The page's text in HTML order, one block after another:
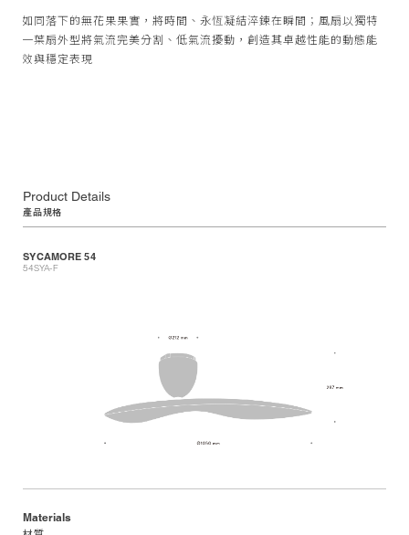
如同落下的無花果果實，將時間、永恆凝結淬鍊在瞬間；風扇以獨特
一葉扇外型將氣流完美分割、低氣流擾動，創造其卓越性能的動態能
效與穩定表現
從取材自大自然中的無花果並從中發想延伸至風扇設計概念；一端是
飽滿圓潤的果實，另一端則延伸出葉片的外型、舒展開來，彷彿葉片
飄落韻律的動靜之美
捕捉動與靜的原始純粹，一同釀進風扇作品之中，熟成了Sycamore
系列迷人的風貌；透過找尋平衡的極限，輕盈不加以贅述的葉型設
計，加乘了視覺美觀並兼具節約降耗，創造一個更加舒適的居家環境
Product Details
產品規格
SYCAMORE 54
54SYA-F
Materials